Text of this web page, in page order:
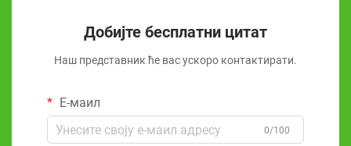
Добијте бесплатни цитат
Наш представник ће вас ускоро контактирати.
Е-маил
0/100